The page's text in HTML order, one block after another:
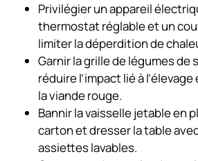
Privilégier un appareil
thermostat réglable et un
limiter la déperdition de
Garnir la grille de légumes de
réduire l’impact lié à
la viande rouge.
Bannir la vaisselle jetable en
carton et dresser la table
assiettes lavables.